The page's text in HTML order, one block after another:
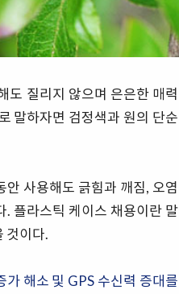
도 질리지 않으며 은은한 매력
말하자면 검정색과 원의 단순
안 사용해도 긁힘과 깨짐, 오염
. 플라스틱 케이스 채용이란 말
것이다.
해소 및 GPS 수신력 증대를